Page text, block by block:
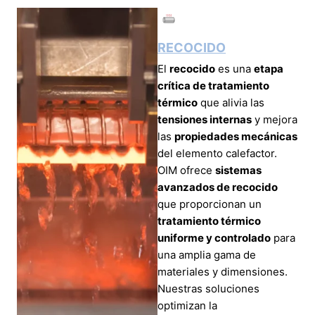
RECOCIDO
El recocido es una etapa
crítica de tratamiento
térmico que alivia las
tensiones internas y mejora
las propiedades mecánicas
del elemento calefactor.
OIM ofrece sistemas
avanzados de recocido
que proporcionan un
tratamiento térmico
uniforme y controlado para
una amplia gama de
materiales y dimensiones.
Nuestras soluciones
optimizan la